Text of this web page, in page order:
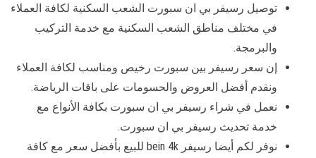
توصيل رسيفر بي ان سبورت الشعب السكنية لكافة العملاء
في مختلف مناطق الشعب السكنية مع خدمة التركيب
والبرمجة.
إن سعر رسيفر بين سبورت رخيص ومناسب لكافة العملاء
ونقدم أفضل العروض والحسومات على باقات الرياضة.
نعمل في شراء رسيفر بي ان سبورت بكافة الأنواع مع
خدمة تحديث رسيفر بي ان سبورت.
نوفر لكم أيضا رسيفر bein 4k للبيع بأفضل سعر مع كافة